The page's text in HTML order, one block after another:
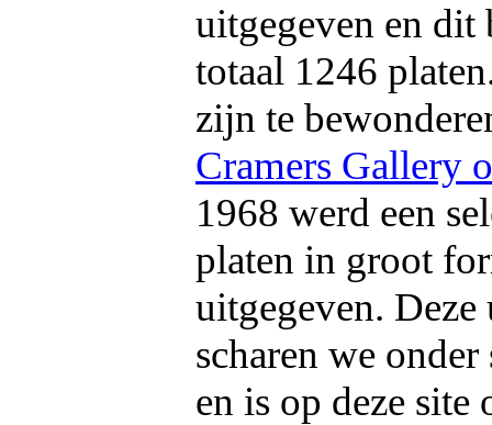
uitgegeven en dit
totaal 1246
zijn te
Cramers Gallery
1968 werd een
platen in groot
uitgegeven. Deze
scharen we
en is op deze site